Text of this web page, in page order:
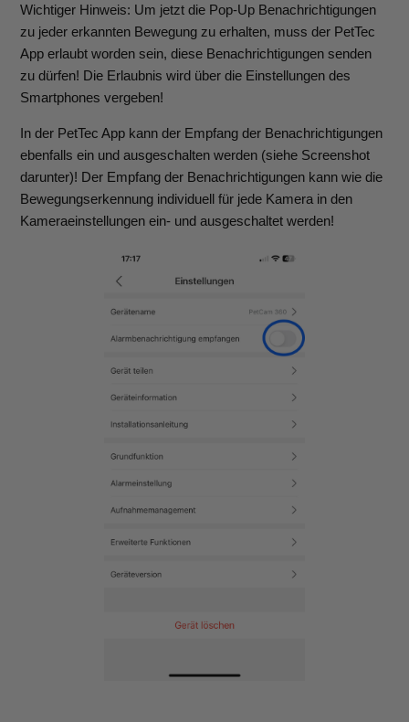
Wichtiger Hinweis: Um jetzt die Pop-Up Benachrichtigungen
zu jeder erkannten Bewegung zu erhalten, muss der PetTec
App erlaubt worden sein, diese Benachrichtigungen senden
zu dürfen! Die Erlaubnis wird über die Einstellungen des
Smartphones vergeben!
In der PetTec App kann der Empfang der Benachrichtigungen
ebenfalls ein und ausgeschalten werden (siehe Screenshot
darunter)! Der Empfang der Benachrichtigungen kann wie die
Bewegungserkennung individuell für jede Kamera in den
Kameraeinstellungen ein- und ausgeschaltet werden!